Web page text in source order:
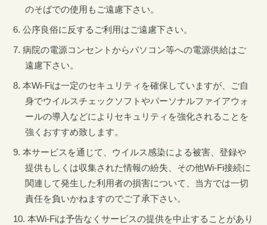
のそばでの使用もご遠慮下さい。
公序良俗に反するご利用はご遠慮下さい。
病院の電源コンセントからパソコン等への電源供給はご
遠慮下さい。
本Wi-Fiは一定のセキュリティを確保していますが、ご自
身でウイルスチェックソフトやパーソナルファイアウォ
ールの導入などによりセキュリティを強化されることを
強くおすすめ致します。
本サービスを通じて、ウイルス感染による被害、登録や
提供もしくは収集された情報の紛失、その他Wi-Fi接続に
関連して発生した利用者の損害について、当方では一切
責任を負いかねますのでご了承下さい。
本Wi-Fiは予告なくサービスの提供を中止することがあり